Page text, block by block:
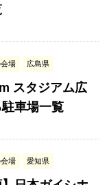
場 広島県
スタジアム広
車場一覧
場 愛知県